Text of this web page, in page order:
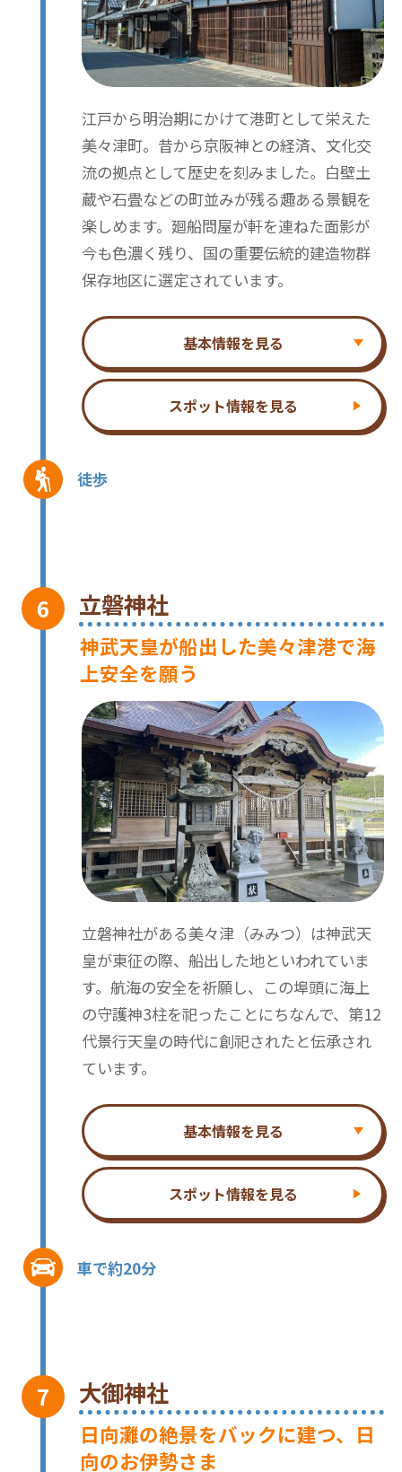
江戸から明治期にかけて港町として栄えた
美々津町。昔から京阪神との経済、文化交
流の拠点として歴史を刻みました。白壁土
蔵や石畳などの町並みが残る趣ある景観を
楽しめます。廻船問屋が軒を連ねた面影が
今も色濃く残り、国の重要伝統的建造物群
保存地区に選定されています。
基本情報を見る
スポット情報を見る
徒歩
立磐神社
神武天皇が船出した美々津港で海
上安全を願う
立磐神社がある美々津（みみつ）は神武天
皇が東征の際、船出した地といわれていま
す。航海の安全を祈願し、この埠頭に海上
の守護神3柱を祀ったことにちなんで、第12
代景行天皇の時代に創祀されたと伝承され
ています。
基本情報を見る
スポット情報を見る
車で約20分
大御神社
日向灘の絶景をバックに建つ、日
向のお伊勢さま